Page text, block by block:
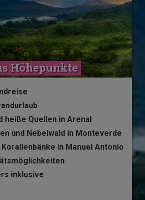
Höhepunkte
heiße Quellen in Arenal
und Nebelwald in Monteverde
in Manuel Antonio
inklusive